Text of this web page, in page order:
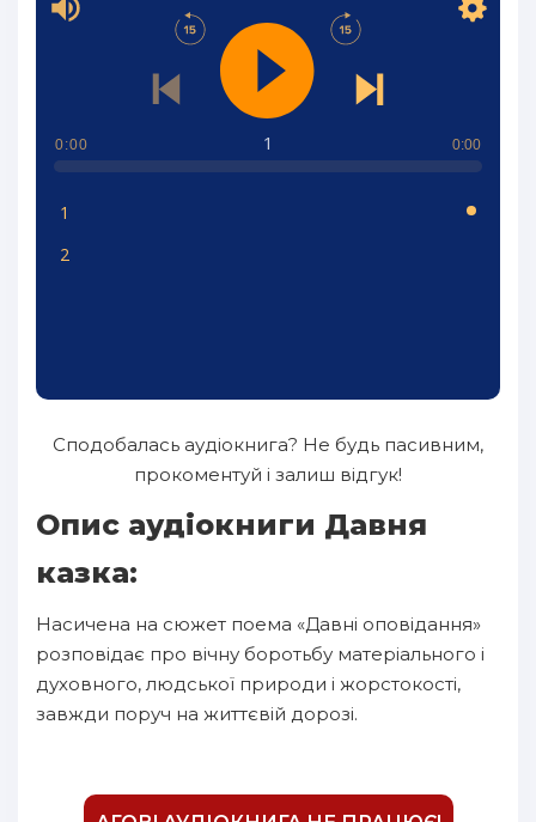
1
0:00 0:00
1
2
Сподобалась аудіокнига? Не будь пасивним,
прокоментуй і залиш відгук!
Опис аудіокниги Давня
казка:
Насичена на сюжет поема «Давні оповідання»
розповідає про вічну боротьбу матеріального і
духовного, людської природи і жорстокості,
завжди поруч на життєвій дорозі.